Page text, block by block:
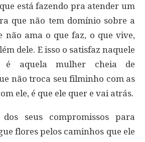
está fazendo pra atender um
que não tem domínio sobre a
não ama o que faz, o que vive,
dele. E isso o satisfaz naquele
é aquela mulher cheia de
não troca seu filminho com as
ele, é que ele quer e vai atrás.
seus compromissos para
flores pelos caminhos que ele